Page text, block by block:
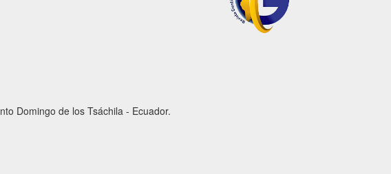
Domingo de los Tsáchila - Ecuador.